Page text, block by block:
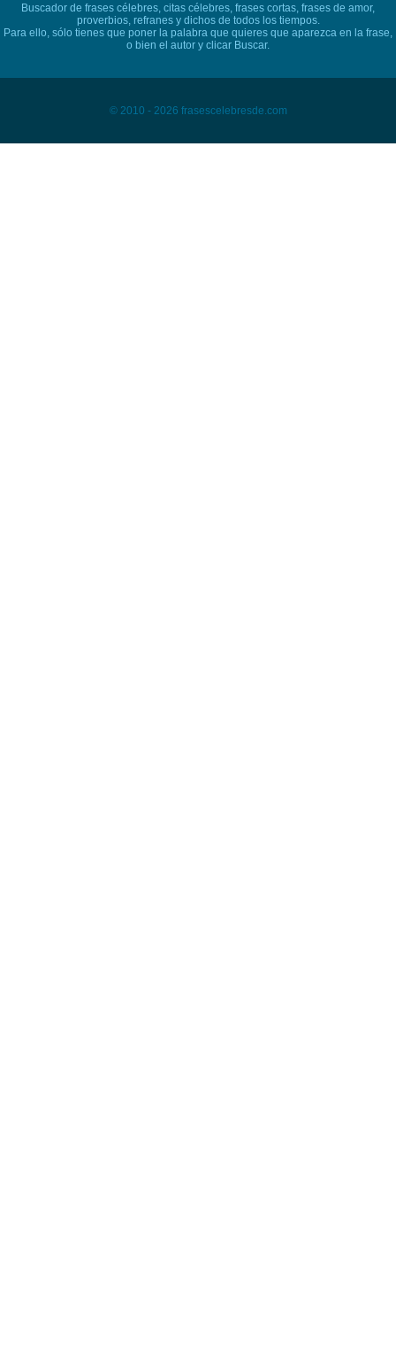
Buscador de frases célebres, citas célebres, frases cortas, frases de amor,
proverbios, refranes y dichos de todos los tiempos.
Para ello, sólo tienes que poner la palabra que quieres que aparezca en la frase,
o bien el autor y clicar Buscar.
© 2010 - 2026 frasescelebresde.com